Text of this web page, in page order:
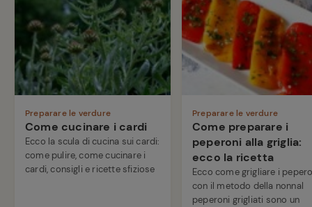
Preparare le verdure
Come cucinare i cardi
Ecco la scula di cucina sui cardi:
come pulire, come cucinare i
cardi, consigli e ricette sfiziose
Preparare le verdure
Come preparare i
peperoni alla griglia:
ecco la ricetta
Ecco come grigliare i
con il metodo della nonnaI
peperoni grigliati sono un